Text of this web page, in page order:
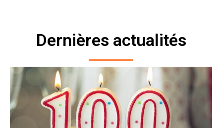
Dernières actualités